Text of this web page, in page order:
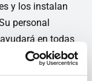
y los instalan
personal
en todas
la instalación